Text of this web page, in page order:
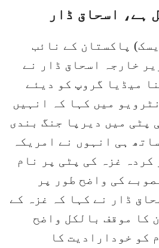
ہے، اسحاق ڈار
پاکستان کے نائب
خارجہ اسحاق ڈار نے
میڈیا گروپ کو دیئے
میں کہا کہ انہیں
پٹی میں دیرپا جنگ بندی
ہی انہوں نے امریکہ
کردہ غزہ کی پٹی پر نام
کی واضح طور پر
ڈار نے کہا کہ غزہ کے
کا موقف بالکل واضح
کو خودارادیت کا